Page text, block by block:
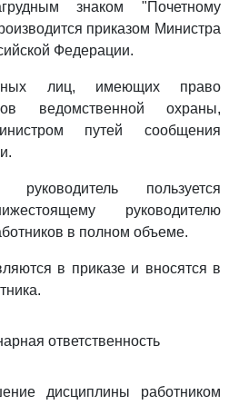
знаком "Почетному
приказом Министра
Федерации.
лиц, имеющих право
ведомственной охраны,
путей сообщения
пользуется
руководителю
в полном объеме.
в приказе и вносятся в
ответственность
дисциплины работником